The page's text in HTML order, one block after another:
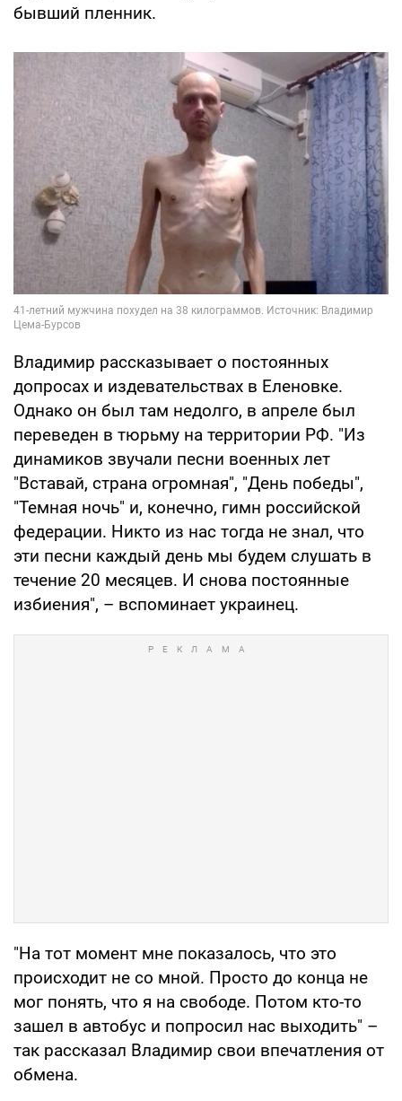
бывший пленник.
Владимир рассказывает о постоянных
допросах и издевательствах в Еленовке.
Однако он был там недолго, в апреле был
переведен в тюрьму на территории РФ. "Из
динамиков звучали песни военных лет
"Вставай, страна огромная", "День победы",
"Темная ночь" и, конечно, гимн российской
федерации. Никто из нас тогда не знал, что
эти песни каждый день мы будем слушать в
течение 20 месяцев. И снова постоянные
избиения", – вспоминает украинец.
"На тот момент мне показалось, что это
происходит не со мной. Просто до конца не
мог понять, что я на свободе. Потом кто-то
зашел в автобус и попросил нас выходить" –
так рассказал Владимир свои впечатления от
обмена.